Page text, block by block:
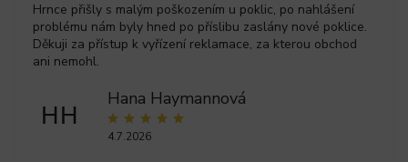
Hrnce přišly s malým poškozením u poklic, po nahlášení
problému nám byly hned po příslibu zaslány nové poklice.
Děkuji za přístup k vyřízení reklamace, za kterou obchod
ani nemohl.
HH
Hana Haymannová
4.7.2026